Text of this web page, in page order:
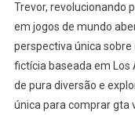
Trevor, revolucionando
em jogos de mundo
perspectiva única sobre
fictícia baseada em Los
de pura diversão e
única para comprar gta